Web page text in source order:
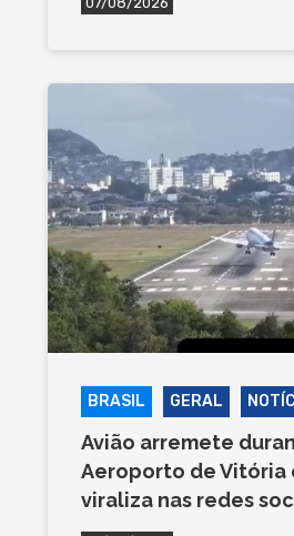
BRASIL GERAL
Avião arremete
Aeroporto de Vitória
viraliza nas redes